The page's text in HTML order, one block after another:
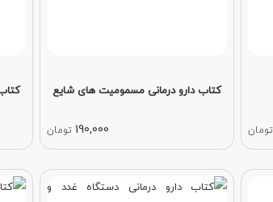
تومان
کتاب دارو درمانی مسمومیت‌ های شایع
190,000 تومان